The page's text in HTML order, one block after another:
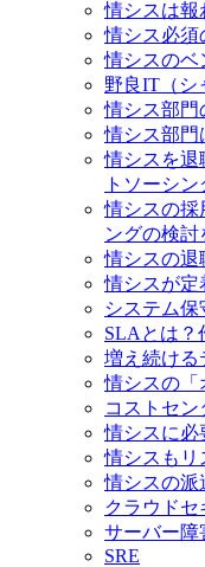
情シスは報
情シス必須
情シスのベ
野良IT（シ
情シス部門
情シス部門
情シスを退
トソーシ
情シスの採
ングの検討
情シスの退
情シスが定
システム
SLAとは？
増え続ける
情シスの「
コストセ
情シスに必
情シスもリ
情シスの派
クラウドセ
サーバー障
SRE